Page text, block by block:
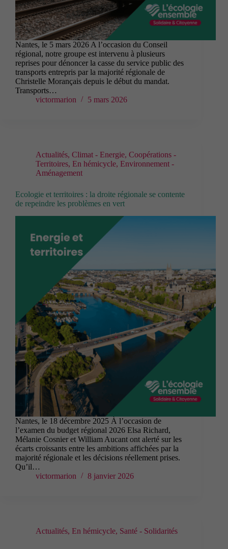
Nantes, le 5 mars 2026 A l’occasion du Conseil
régional, notre groupe est intervenu à plusieurs
reprises pour dénoncer la casse du service public des
transports entrepris par la majorité régionale de
Christelle Morançais depuis le début du mandat.
Transports…
victormarion
5 mars 2026
Actualités, Climat - Energie, Coopérations -
Territoires, En hémicycle, Environnement -
Aménagement
Ecologie et territoires : la droite régionale se contente
de repeindre les problèmes en vert
Nantes, le 18 décembre 2025 À l’occasion de
l’examen du budget régional 2026 Elsa Richard,
Mélanie Cosnier et William Aucant ont alerté sur les
écarts croissants entre les ambitions affichées par la
majorité régionale et les décisions réellement prises.
Qu’il…
victormarion
8 janvier 2026
Actualités, En hémicycle, Santé - Solidarités